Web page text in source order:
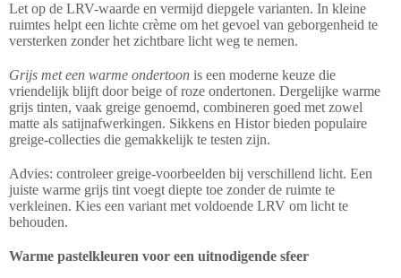
Let op de LRV-waarde en vermijd diepgele varianten. In kleine
ruimtes helpt een lichte crème om het gevoel van geborgenheid te
versterken zonder het zichtbare licht weg te nemen.
Grijs met een warme ondertoon is een moderne keuze die
vriendelijk blijft door beige of roze ondertonen. Dergelijke warme
grijs tinten, vaak greige genoemd, combineren goed met zowel
matte als satijnafwerkingen. Sikkens en Histor bieden populaire
greige-collecties die gemakkelijk te testen zijn.
Advies: controleer greige-voorbeelden bij verschillend licht. Een
juiste warme grijs tint voegt diepte toe zonder de ruimte te
verkleinen. Kies een variant met voldoende LRV om licht te
behouden.
Warme pastelkleuren voor een uitnodigende sfeer